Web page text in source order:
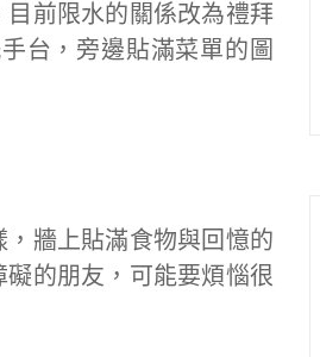
前限水的關係改為禮拜
台，旁邊貼滿菜單的圖
牆上貼滿食物與回憶的
的朋友，可能要煩惱很